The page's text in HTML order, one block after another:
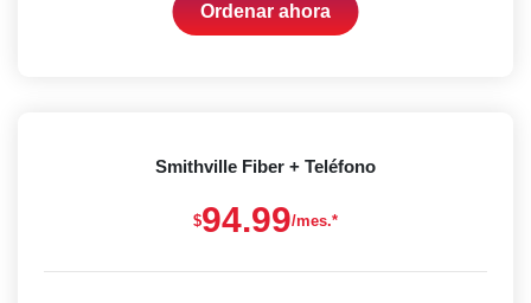
Ordenar ahora
Smithville Fiber + Teléfono
$94.99/mes.*